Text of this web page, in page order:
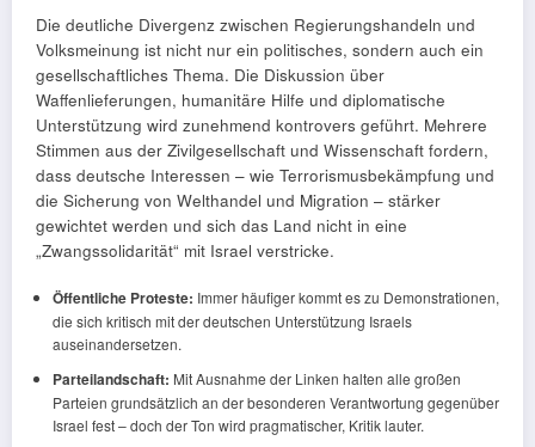
Die deutliche Divergenz zwischen Regierungshandeln und
Volksmeinung ist nicht nur ein politisches, sondern auch ein
gesellschaftliches Thema. Die Diskussion über
Waffenlieferungen, humanitäre Hilfe und diplomatische
Unterstützung wird zunehmend kontrovers geführt. Mehrere
Stimmen aus der Zivilgesellschaft und Wissenschaft fordern,
dass deutsche Interessen – wie Terrorismusbekämpfung und
die Sicherung von Welthandel und Migration – stärker
gewichtet werden und sich das Land nicht in eine
„Zwangssolidarität“ mit Israel verstricke.
Öffentliche Proteste: Immer häufiger kommt es zu Demonstrationen,
die sich kritisch mit der deutschen Unterstützung Israels
auseinandersetzen.
Parteilandschaft: Mit Ausnahme der Linken halten alle großen
Parteien grundsätzlich an der besonderen Verantwortung gegenüber
Israel fest – doch der Ton wird pragmatischer, Kritik lauter.